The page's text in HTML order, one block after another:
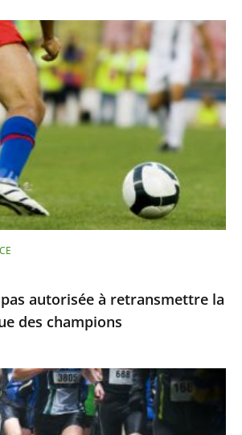
pas autorisée à retransmettre la
des champions